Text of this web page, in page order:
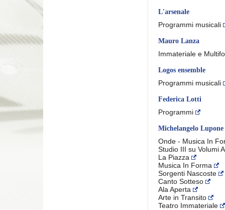
L'arsenale
Programmi musicali
Mauro Lanza
Immateriale e
Logos ensemble
Programmi musicali
Federica Lotti
Programmi
Michelangelo Lupone
Onde - Musica In
Studio III su Volumi
La Piazza
Musica In Forma
Sorgenti Nascoste
Canto Sotteso
Ala Aperta
Arte in Transito
Teatro Immateriale